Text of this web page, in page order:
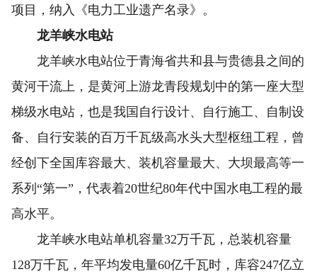
项目，纳入《电力工业遗产名录》。
龙羊峡水电站
龙羊峡水电站位于青海省共和县与贵德县之间的
黄河干流上，是黄河上游龙青段规划中的第一座大型
梯级水电站，也是我国自行设计、自行施工、自制设
备、自行安装的百万千瓦级高水头大型枢纽工程，曾
经创下全国库容最大、装机容量最大、大坝最高等一
系列“第一”，代表着20世纪80年代中国水电工程的最
高水平。
龙羊峡水电站单机容量32万千瓦，总装机容量
128万千瓦，年平均发电量60亿千瓦时，库容247亿立